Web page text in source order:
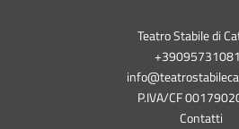
Teatro Stabile di
P.IVA/CF
Contatti